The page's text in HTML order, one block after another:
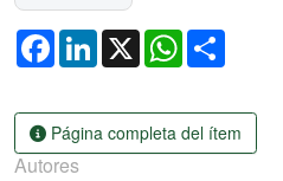
FacebookLinkedIn
X WhatsApp
Página completa del ítem
Autores